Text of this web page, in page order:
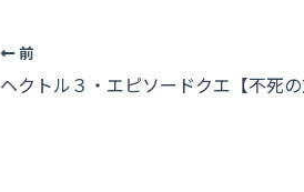
前
ヘクトル３・エピソードクエ【不死